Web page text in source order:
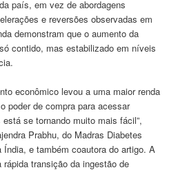
país, em vez de abordagens
e reversões observadas em
demonstram que o aumento da
contido, mas estabilizado em níveis
econômico levou a uma maior renda
poder de compra para acessar
se tornando muito mais fácil”,
Prabhu, do Madras Diabetes
Índia, e também coautora do artigo. A
transição da ingestão de